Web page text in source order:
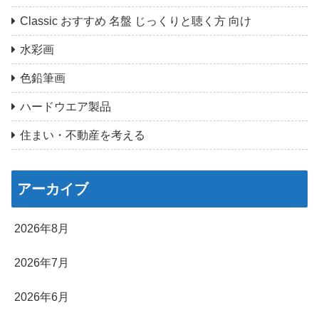
Classic おすすめ 名盤 じっくりと聴く方 向け
水彩画
色鉛筆画
ハードウエア製品
住まい・不動産を考える
アーカイブ
2026年8月
2026年7月
2026年6月